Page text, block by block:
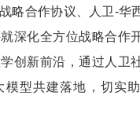
略合作协议、人卫-华
深化全方位战略合作
创新前沿，通过人卫
模型共建落地，切实